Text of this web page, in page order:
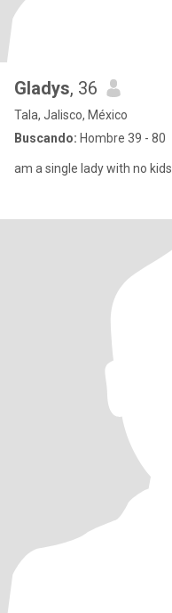
Gladys, 36
Tala, Jalisco, México
Buscando: Hombre 39 - 80
am a single lady with no kids